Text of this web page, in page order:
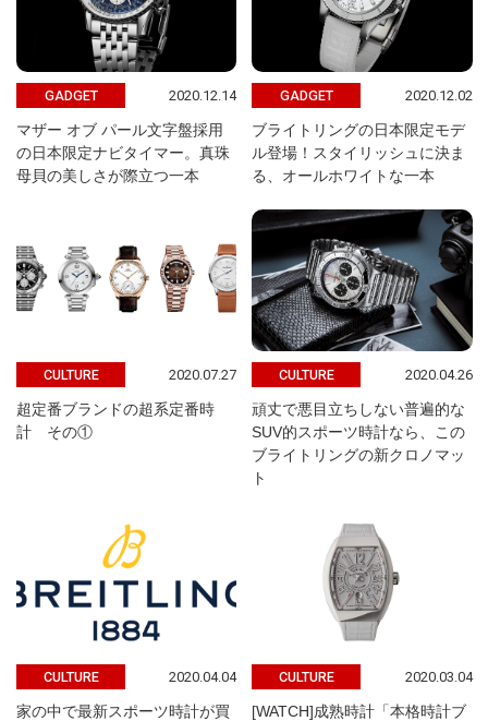
GADGET 2020.12.14
マザー オブ パール文字盤採用
の日本限定ナビタイマー。真珠
母貝の美しさが際立つ一本
GADGET 2020.12.02
ブライトリングの日本限定モデ
ル登場！スタイリッシュに決ま
る、オールホワイトな一本
CULTURE 2020.07.27
超定番ブランドの超系定番時
計 その①
CULTURE 2020.04.26
頑丈で悪目立ちしない普遍的な
SUV的スポーツ時計なら、この
ブライトリングの新クロノマッ
ト
CULTURE 2020.04.04
家の中で最新スポーツ時計が買
CULTURE 2020.03.04
[WATCH]成熟時計「本格時計ブ